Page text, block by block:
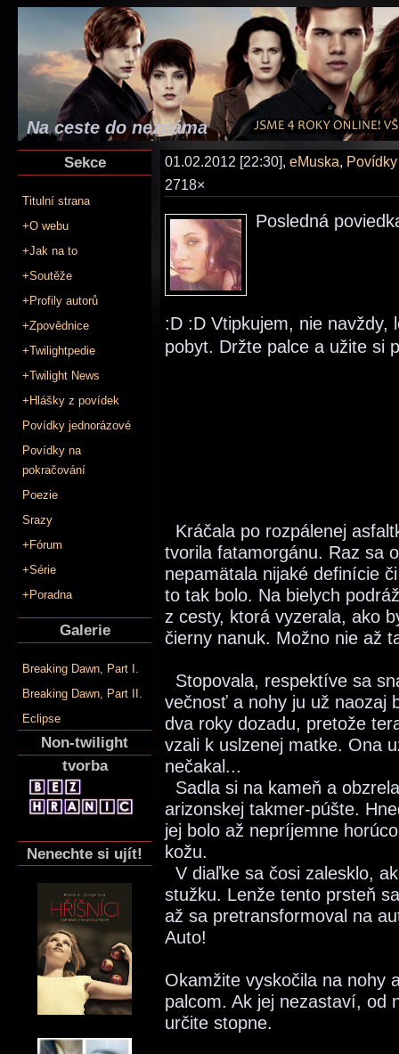
Na ceste do neznáma
Sekce
Titulní strana
+O webu
+Jak na to
+Soutěže
+Profily autorů
+Zpovědnice
+Twilightpedie
+Twilight News
+Hlášky z povídek
Povídky jednorázové
Povídky na
pokračování
Poezie
Srazy
+Fórum
+Série
+Poradna
Galerie
Breaking Dawn, Part I.
Breaking Dawn, Part II.
Eclipse
Non-twilight
tvorba
Nenechte si ujít!
01.02.2012 [22:30], eMuska,
2718×
Posledná
:D :D Vtipkujem, nie navždy,
pobyt. Držte palce a užite si
Kráčala po rozpálenej
tvorila fatamorgánu. Raz sa
nepamätala nijaké definície
to tak bolo. Na bielych
z cesty, ktorá vyzerala, ako
čierny nanuk. Možno nie až
Stopovala, respektíve sa
večnosť a nohy ju už naozaj
dva roky dozadu, pretože
vzali k uslzenej matke. Ona
nečakal...
Sadla si na kameň a
arizonskej takmer-púšte.
jej bolo až nepríjemne
kožu.
V diaľke sa čosi zalesklo,
stužku. Lenže tento prsteň
až sa pretransformoval na
Auto!
Okamžite vyskočila na nohy
palcom. Ak jej nezastaví, od
určite stopne.